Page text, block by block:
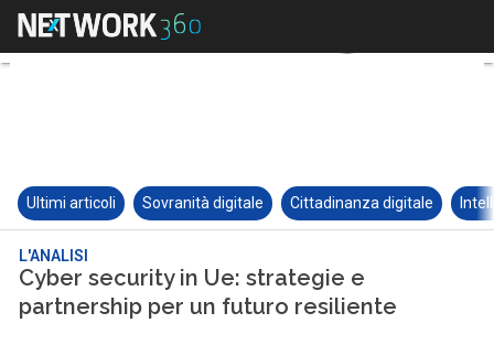
Ultimi articoli Sovranità digitale Cittadinanza digitale
L'ANALISI
Cyber security in Ue: strategie e
partnership per un futuro resiliente